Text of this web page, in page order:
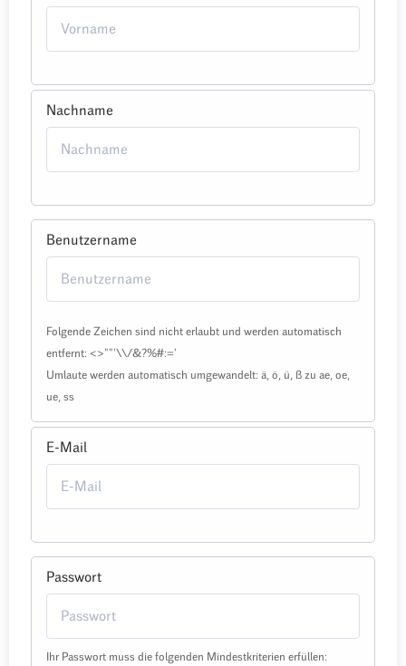
Nachname
Benutzername
Folgende Zeichen sind nicht erlaubt und werden automatisch
entfernt: <>""'\\/&?%#:='
Umlaute werden automatisch umgewandelt: ä, ö, ü, ß zu ae, oe,
ue, ss
E-Mail
Passwort
Ihr Passwort muss die folgenden Mindestkriterien erfüllen: